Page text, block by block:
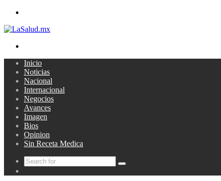
Inicio
Noticias
Nacional
Internacional
Negocios
Avances
Imagen
Bios
Opinion
Sin Receta Medica
Search
for